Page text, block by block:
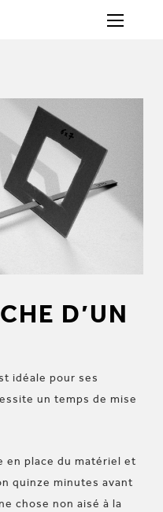
D’UN
idéale pour ses
un temps de mise
en place du matériel et
quinze minutes avant
chose non aisé à la